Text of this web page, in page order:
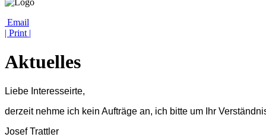
Email
| Print |
Aktuelles
Liebe Interesseirte,
derzeit nehme ich kein Aufträge an, ich bitte um Ihr
Josef Trattler